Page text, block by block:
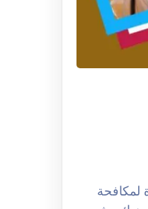
المتحدة لمكافحة